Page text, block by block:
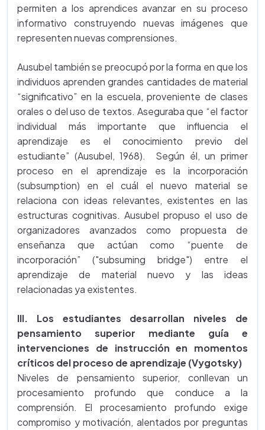
permiten a los aprendices avanzar en su proceso
informativo construyendo nuevas imágenes que
representen nuevas comprensiones.
Ausubel también se preocupó por la forma en que los
individuos aprenden grandes cantidades de material
“significativo” en la escuela, proveniente de clases
orales o del uso de textos. Aseguraba que “el factor
individual más importante que influencia el
aprendizaje es el conocimiento previo del
estudiante” (Ausubel, 1968). Según él, un primer
proceso en el aprendizaje es la incorporación
(subsumption) en el cuál el nuevo material se
relaciona con ideas relevantes, existentes en las
estructuras cognitivas. Ausubel propuso el uso de
organizadores avanzados como propuesta de
enseñanza que actúan como “puente de
incorporación” ("subsuming bridge") entre el
aprendizaje de material nuevo y las ideas
relacionadas ya existentes.
III. Los estudiantes desarrollan niveles de
pensamiento superior mediante guía e
intervenciones de instrucción en momentos
críticos del proceso de aprendizaje (Vygotsky)
Niveles de pensamiento superior, conllevan un
procesamiento profundo que conduce a la
comprensión. El procesamiento profundo exige
compromiso y motivación, alentados por preguntas